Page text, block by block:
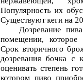
Популярность их
Существуют кеги на
Дозревание пива
помещении, которое
Срок вторичного
дозревания бочка с
оценивать степень
котором пиво